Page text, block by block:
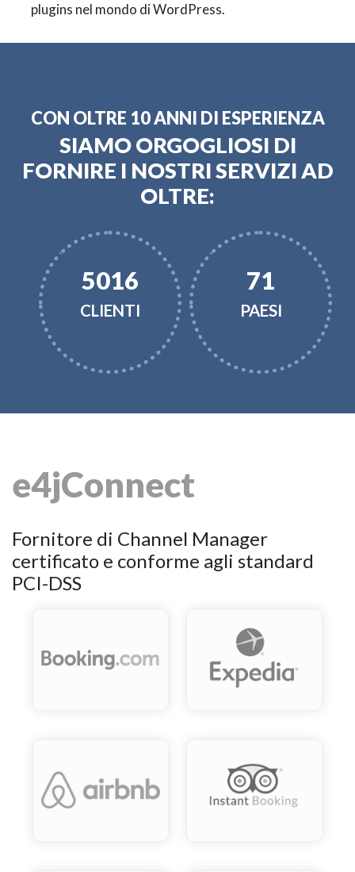
plugins nel mondo di WordPress.
CON OLTRE 10 ANNI DI ESPERIENZA
SIAMO ORGOGLIOSI DI
FORNIRE I NOSTRI SERVIZI AD
OLTRE:
6914
CLIENTI
97
PAESI
e4jConnect
Fornitore di Channel Manager
certificato e conforme agli standard
PCI-DSS